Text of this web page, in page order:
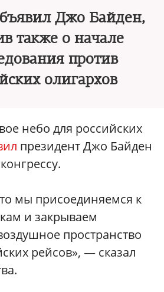
Джо Байден,
также о начале
против
олигархов
небо для российских
президент Джо Байден
мы присоединяемся к
и закрываем
пространство
рейсов», — сказал